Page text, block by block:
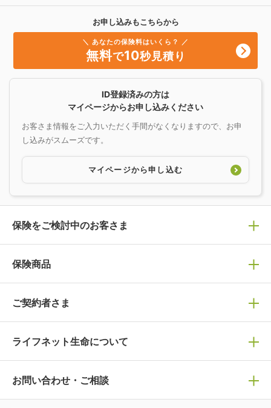
お申し込みもこちらから
＼ あなたの保険料はいくら？ ／
無料で10秒見積り
ID登録済みの方は
マイページからお申し込みください
お客さま情報をご入力いただく手間がなくなりますので、お申
し込みがスムーズです。
マイページから申し込む
保険をご検討中のお客さま
保険の選び方
保険選びで迷っている方はチェック！
保険の基礎知識や選び方を解説！
人生のステージに必要な保険がわかる！
保険商品
保険商品一覧
万が一に備える
病気や手術に備える
ご契約者さま
マイページログイン
ライフネット生命について
ライフネット生命についてトップ
お問い合わせ・ご相談